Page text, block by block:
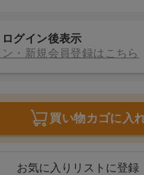
ログイン後表示
ン・新規会員登録はこちら
買い物カゴに入
お気に入りリストに登録